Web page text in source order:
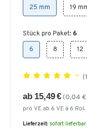
25 mm 19
Stück pro Paket: 6
6 8 12
ab 15,49 € (0,04
pro VE ab 6 VE à 6 Rol.
Lieferzeit: sofort lieferbar